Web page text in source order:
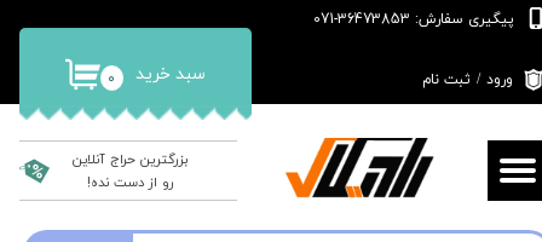
پیگیری سفارش: 36473853-071
۰ سبد خرید ورود / ثبت نام
تغییر گذر واژه
سفارشات
بزرگترین حراج آنلاین
رو از دست نده!